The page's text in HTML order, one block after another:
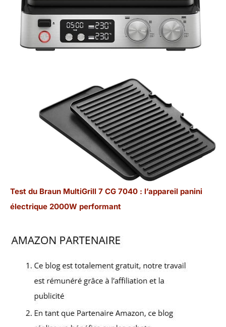
Test du Braun MultiGrill 7 CG 7040 : l’appareil panini
électrique 2000W performant